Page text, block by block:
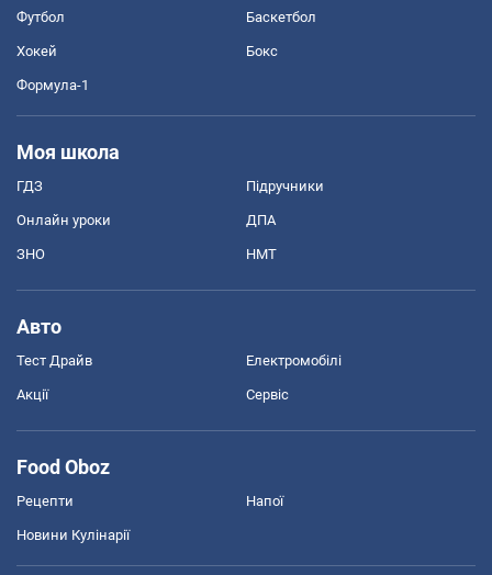
Футбол Баскетбол
Хокей Бокс
Формула-1
Моя школа
ГДЗ Підручники
Онлайн уроки ДПА
ЗНО НМТ
Авто
Тест Драйв Електромобілі
Акції Сервіс
Food Oboz
Рецепти Напої
Новини Кулінарії